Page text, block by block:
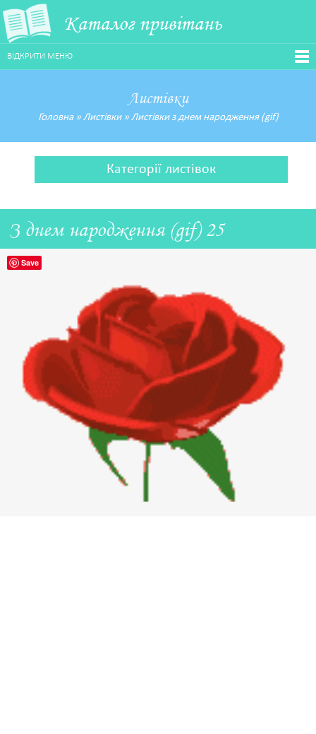
Каталог привітань
ВІДКРИТИ МЕНЮ
Листівки
Головна» Листівки» Листівки з днем народження (gif)
Категорії листівок
З днем народження (gif) 25
Save